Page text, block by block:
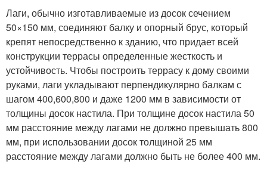
Лаги, обычно изготавливаемые из досок сечением
50×150 мм, соединяют балку и опорный брус, который
крепят непосредственно к зданию, что придает всей
конструкции террасы определенные жесткость и
устойчивость. Чтобы построить террасу к дому своими
руками, лаги укладывают перпендикулярно балкам с
шагом 400,600,800 и даже 1200 мм в зависимости от
толщины досок настила. При толщине досок настила 50
мм расстояние между лагами не должно превышать 800
мм, при использовании досок толщиной 25 мм
расстояние между лагами должно быть не более 400 мм.